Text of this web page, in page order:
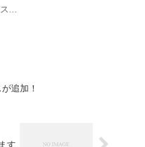
...
追加！
す